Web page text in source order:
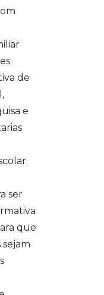
de
e
ser
que